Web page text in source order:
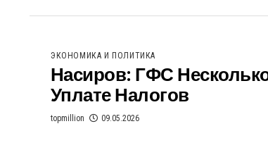
ЭКОНОМИКА И ПОЛИТИКА
Насиров: ГФС
Уплате Налогов
topmillion 09.05.2026